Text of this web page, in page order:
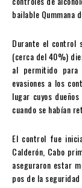
bailable Qummana
Durante el control
(cerca del 40%)
al permitido
evasiones a los
lugar cuyos
cuando se habían
El control fue
Calderón, Cabo
aseguraron estar
pos de la